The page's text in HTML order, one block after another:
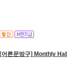
[어른문방구] Monthly